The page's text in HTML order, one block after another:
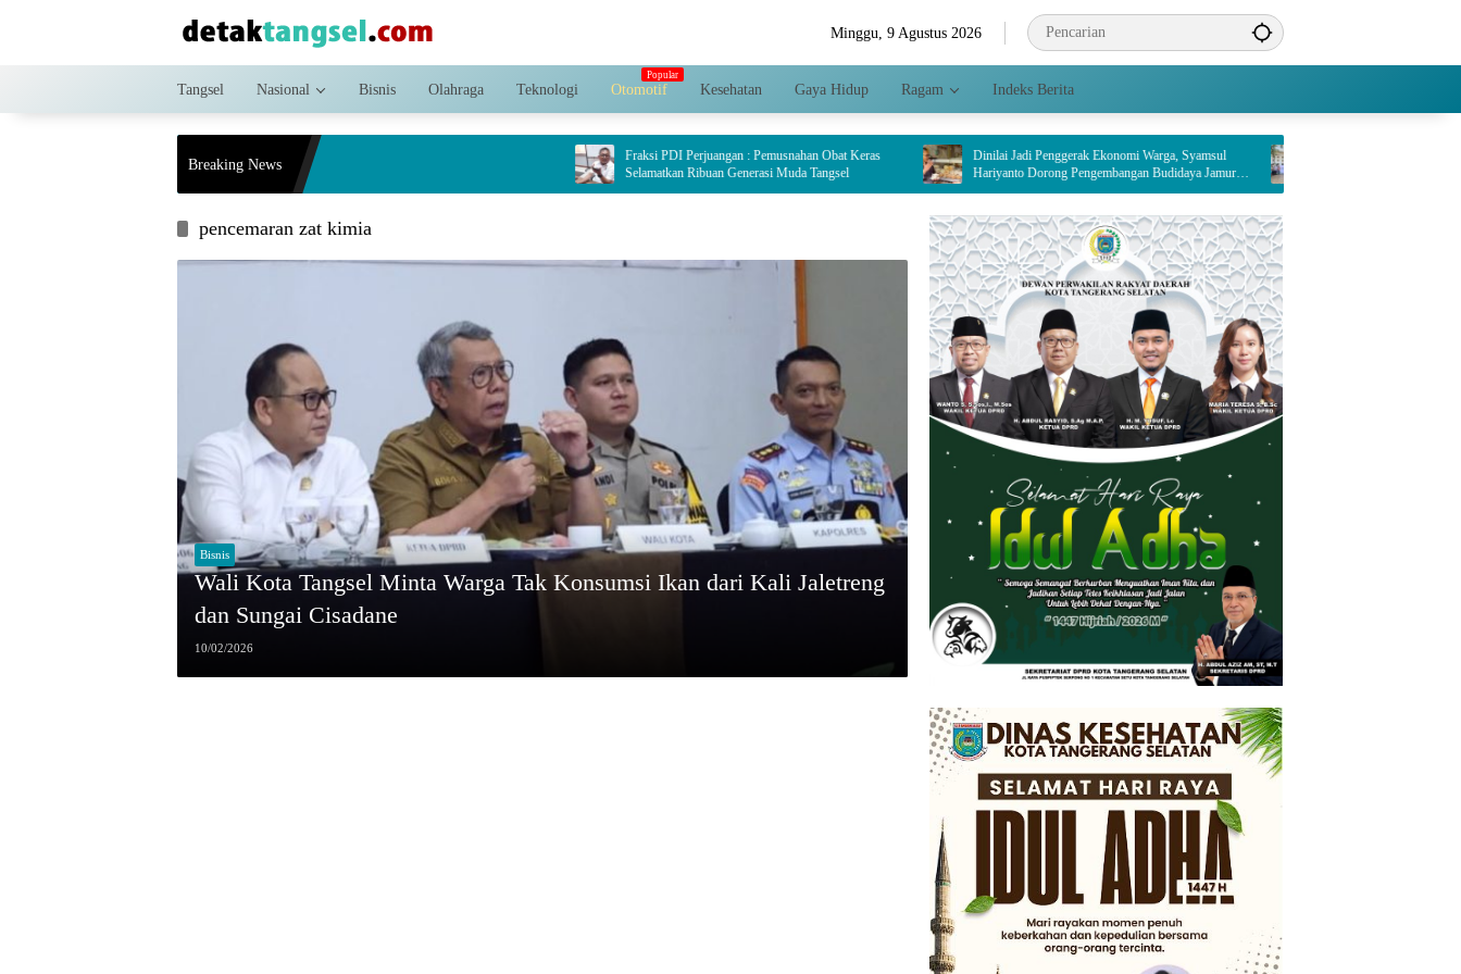
Minggu, 9 Agustus 2026
Tangsel Nasional Bisnis Olahraga Teknologi Otomotif Kesehatan Gaya Hidup Ragam Indeks Berita
Breaking News
Fraksi PDI Perjuangan : Pemusnahan Obat Keras
Selamatkan Ribuan Generasi Muda Tangsel
Dinilai Jadi Penggerak Ekonomi Warga, Syamsul
Hariyanto Dorong Pengembangan Budidaya Jamur
Crispy di Serpong
PT Indah Kiat Pulp & Paper Tbk.
Dampingi Enam Wilayah Binaan
pencemaran zat kimia
Bisnis
Wali Kota Tangsel Minta Warga Tak Konsumsi Ikan dari Kali Jaletreng
dan Sungai Cisadane
10/02/2026